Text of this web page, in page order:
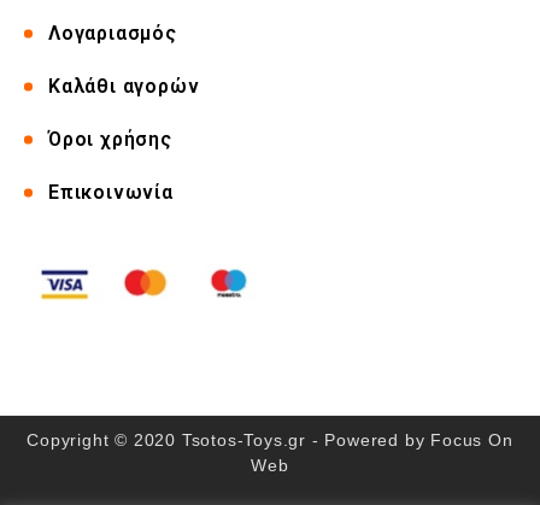
Λογαριασμός
Καλάθι αγορών
Όροι χρήσης
Επικοινωνία
Copyright © 2020 Tsotos-Toys.gr - Powered by Focus On
Web